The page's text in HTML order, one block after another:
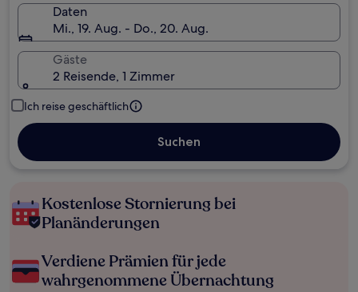
Daten
Mi., 19. Aug. - Do., 20. Aug.
Gäste
2 Reisende, 1 Zimmer
Ich reise geschäftlich
Suchen
Kostenlose Stornierung bei
Planänderungen
Verdiene Prämien für jede
wahrgenommene Übernachtung